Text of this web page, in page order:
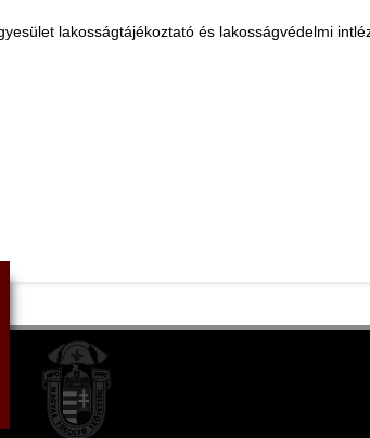
lakosságtájékoztató és lakosságvédelmi